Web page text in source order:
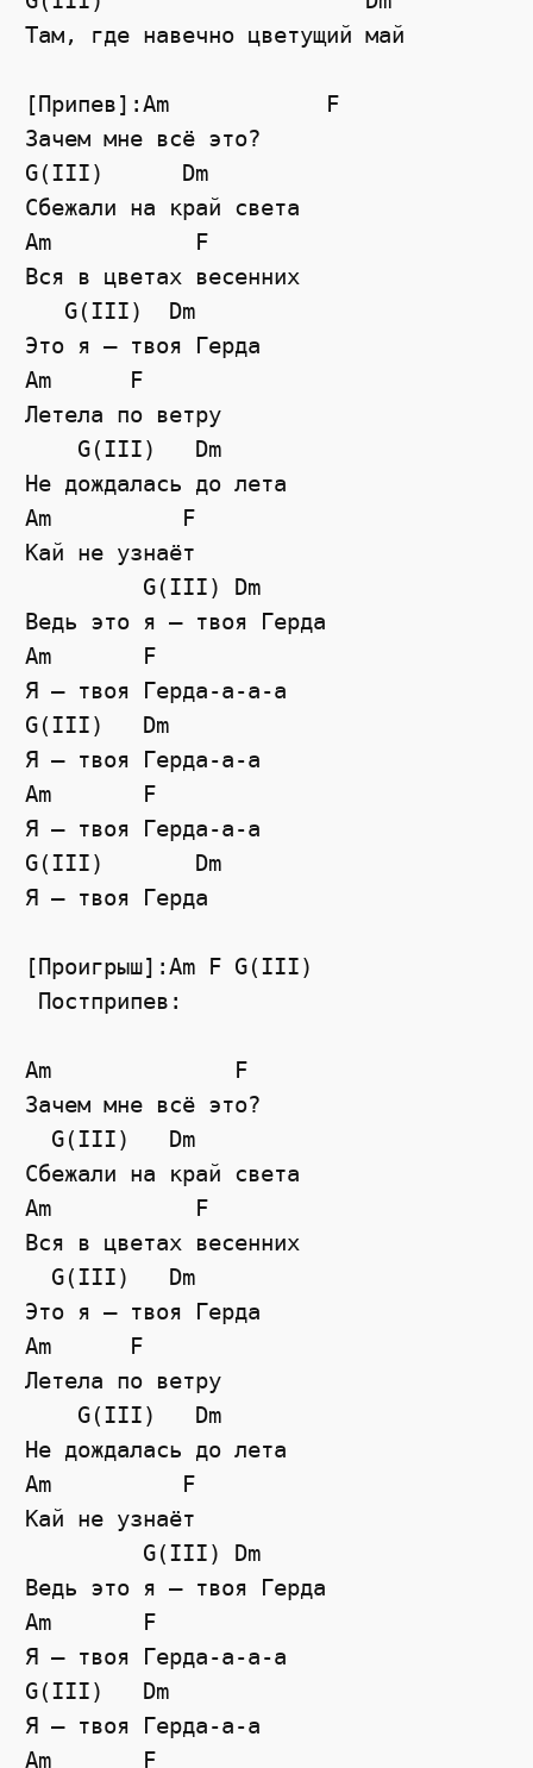
Там, где навечно цветущий май
[Припев]:Am            F
Зачем мне всё это?
G(III)      Dm
Сбежали на край света
Am           F
Вся в цветах весенних
   G(III)  Dm
Это я — твоя Герда
Am      F
Летела по ветру
    G(III)   Dm
Не дождалась до лета
Am          F
Кай не узнаёт
         G(III) Dm
Ведь это я — твоя Герда
Am       F
Я — твоя Герда-а-а-а
G(III)   Dm
Я — твоя Герда-а-а
Am       F
Я — твоя Герда-а-а
G(III)       Dm
Я — твоя Герда
[Проигрыш]:Am F G(III)
Постприпев:
Am              F
Зачем мне всё это?
  G(III)   Dm
Сбежали на край света
Am           F
Вся в цветах весенних
  G(III)   Dm
Это я — твоя Герда
Am      F
Летела по ветру
    G(III)   Dm
Не дождалась до лета
Am          F
Кай не узнаёт
         G(III) Dm
Ведь это я — твоя Герда
Am       F
Я — твоя Герда-а-а-а
G(III)   Dm
Я — твоя Герда-а-а
Am       F